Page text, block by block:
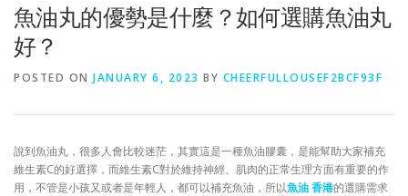
PRIVACY POLICY
魚油丸的優勢是什麼？如何選購魚油丸
好？
POSTED ON JANUARY 6, 2023 BY CHEERFULLOUSEF2BCF93F
說到魚油丸，很多人會比較迷茫，其實這是一種魚油膠囊，是能幫助大家補充
維生素C的好選擇，而維生素C對於維持神經、肌肉的正常生理方面有重要的作
用，不管是小孩又或者是年輕人，都可以補充魚油，所以魚油 香港的選購需求